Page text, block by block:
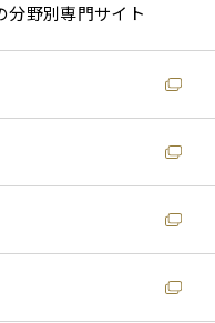
分野別専門サイト